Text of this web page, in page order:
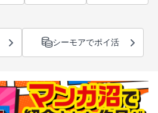
シーモアでポイ活